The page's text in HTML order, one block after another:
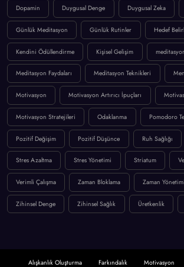
Dopamin Duygusal Denge Duygusal Zeka
Günlük Meditasyon Günlük Rutinler Hedef
Kendini Ödüllendirme Kişisel Gelişim
Meditasyon Faydaları Meditasyon Teknikleri
Motivasyon Motivasyon Artırıcı İpuçları
Motivasyon Stratejileri Odaklanma Pomodoro
Pozitif Değişim Pozitif Düşünce Ruh Sağlığı
Stres Azaltma Stres Yönetimi Striatum
Verimli Çalışma Zaman Bloklama Zaman Yönetimi
Zihinsel Denge Zihinsel Sağlık Üretkenlik
Alışkanlık Oluşturma Farkındalık Motivasyon